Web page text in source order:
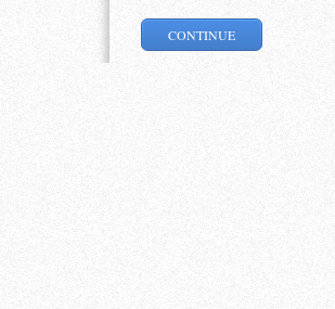
CONTINUE